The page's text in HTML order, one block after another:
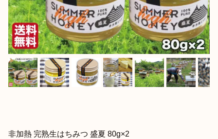
非加熱 完熟生はちみつ 盛夏 80g×2